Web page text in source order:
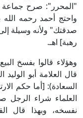
"المحرر": صرح جماعة
واحتج أحمد رحمه الله
صدقتك" ولأنه وسيلة
رهبة] اهـ.
وهؤلاء قالوا بفسخ
السعادة): [أما حكم
العلماء شراء الرجل
نفسخه، وبهذا قال